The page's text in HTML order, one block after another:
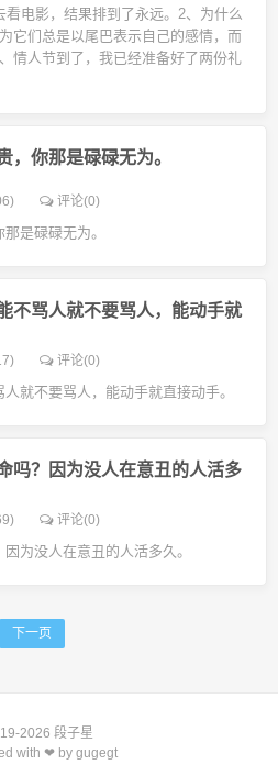
看电影，结果排到了永远。2、为什么
它们总是以尾巴表示自己的感情，而
情人节到了，我已经准备好了两份礼
，你那是碌碌无为。
评论(0)
是碌碌无为。
不骂人就不要骂人，能动手就
评论(0)
就不要骂人，能动手就直接动手。
吗？因为没人在意丑的人活多
评论(0)
为没人在意丑的人活多久。
下一页
2026 段子星
with ❤ by gugegt